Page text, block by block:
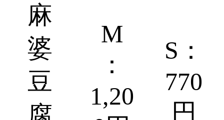
麻
婆
豆
M
：
1,20
S：
770
円